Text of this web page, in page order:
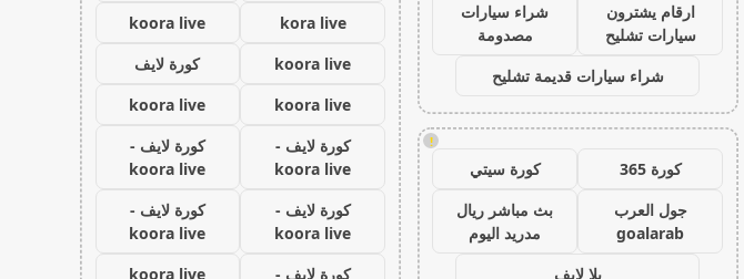
ارقام يشترون
سيارات تشليح
شراء سيارات
مصدومة
شراء سيارات قديمة تشليح
!
كورة 365
كورة سيتي
جول العرب
goalarab
بث مباشر ريال
مدريد اليوم
يلا لايف
kora live
koora live
koora live
كورة لايف
koora live
koora live
كورة لايف -
koora live
كورة لايف -
koora live
كورة لايف -
koora live
كورة لايف -
koora live
كورة لايف -
koora live